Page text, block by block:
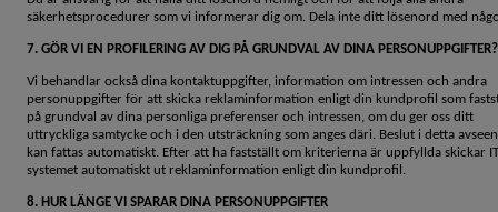
säkerhetsprocedurer som vi informerar dig om. Dela inte ditt lösenord med
7. GÖR VI EN PROFILERING AV DIG PÅ GRUNDVAL AV DINA PERSONUPPGIFTER?
Vi behandlar också dina kontaktuppgifter, information om intressen och andra
personuppgifter för att skicka reklaminformation enligt din kundprofil som
på grundval av dina personliga preferenser och intressen, om du ger oss ditt
uttryckliga samtycke och i den utsträckning som anges däri. Beslut i detta
kan fattas automatiskt. Efter att ha fastställt om kriterierna är uppfyllda skickar
systemet automatiskt ut reklaminformation enligt din kundprofil.
8. HUR LÄNGE VI SPARAR DINA PERSONUPPGIFTER